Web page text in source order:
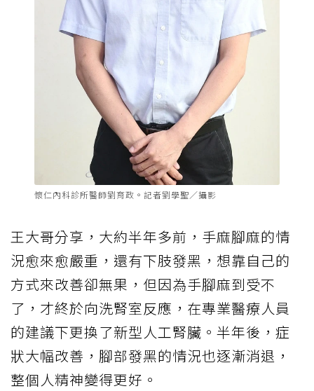
懷仁內科診所醫師劉育政。記者劉學聖／攝影
王大哥分享，大約半年多前，手麻腳麻的情
況愈來愈嚴重，還有下肢發黑，想靠自己的
方式來改善卻無果，但因為手腳麻到受不
了，才終於向洗腎室反應，在專業醫療人員
的建議下更換了新型人工腎臟。半年後，症
狀大幅改善，腳部發黑的情況也逐漸消退，
整個人精神變得更好。